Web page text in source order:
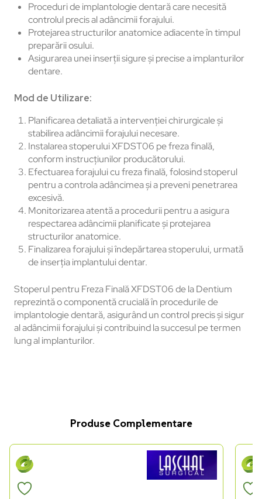
Proceduri de implantologie dentară care necesită
controlul precis al adâncimii forajului.
Protejarea structurilor anatomice adiacente în timpul
preparării osului.
Asigurarea unei inserții sigure și precise a implanturilor
dentare.
Mod de Utilizare:
Planificarea detaliată a intervenției chirurgicale și
stabilirea adâncimii forajului necesare.
Instalarea stoperului XFDST06 pe freza finală,
conform instrucțiunilor producătorului.
Efectuarea forajului cu freza finală, folosind stoperul
pentru a controla adâncimea și a preveni penetrarea
excesivă.
Monitorizarea atentă a procedurii pentru a asigura
respectarea adâncimii planificate și protejarea
structurilor anatomice.
Finalizarea forajului și îndepărtarea stoperului, urmată
de inserția implantului dentar.
Stoperul pentru Freza Finală XFDST06 de la Dentium
reprezintă o componentă crucială în procedurile de
implantologie dentară, asigurând un control precis și sigur
al adâncimii forajului și contribuind la succesul pe termen
lung al implanturilor.
Produse Complementare